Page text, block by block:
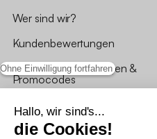
Ohne Einwilligung fortfahren
Hallo, wir sind's...
die Cookies!
Wer sind wir?
Kundenbewertungen
*Angebotsbedingungen &
Promocodes
Bewertungen von sweeek
Unsere Geschäfte